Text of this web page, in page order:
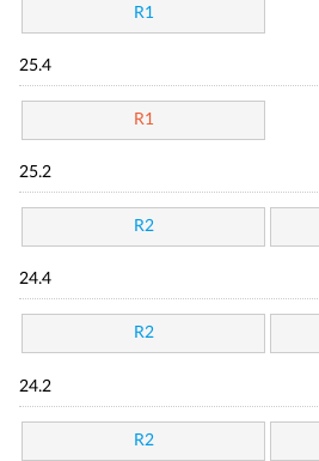
R1
25.4
R1
25.2
R2
24.4
R2
24.2
R2